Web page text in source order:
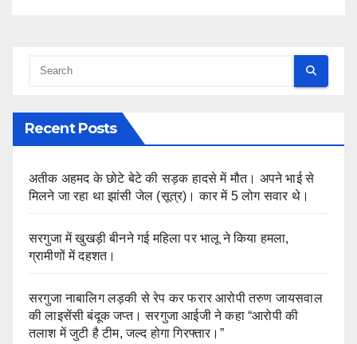
Recent Posts
अतीक अहमद के छोटे बेटे की सड़क हादसे में मौत। अपने भाई से
मिलने जा रहा था झांसी जेल (सूत्र)। कार में 5 लोग सवार थे।
सरगुजा में खुखड़ी बीनने गई महिला पर भालू ने किया हमला,
ग्रामीणों में दहशत।
सरगुजा नाबालिग लड़की से रेप कर फरार आरोपी तरुण जायसवाल
की लाइसेंसी बंदूक जप्त। सरगुजा आईजी ने कहा “आरोपी की
तलाश में जुटी है टीम, जल्द होगा गिरफ्तार।”